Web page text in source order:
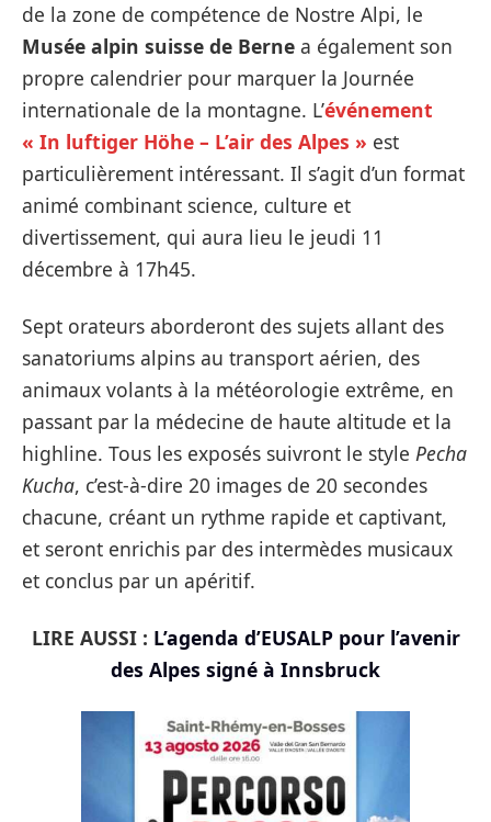
de la zone de compétence de Nostre Alpi, le
Musée alpin suisse de Berne a également son
propre calendrier pour marquer la Journée
internationale de la montagne. L’événement
« In luftiger Höhe – L’air des Alpes » est
particulièrement intéressant. Il s’agit d’un format
animé combinant science, culture et
divertissement, qui aura lieu le jeudi 11
décembre à 17h45.
Sept orateurs aborderont des sujets allant des
sanatoriums alpins au transport aérien, des
animaux volants à la météorologie extrême, en
passant par la médecine de haute altitude et la
highline. Tous les exposés suivront le style Pecha
Kucha, c’est-à-dire 20 images de 20 secondes
chacune, créant un rythme rapide et captivant,
et seront enrichis par des intermèdes musicaux
et conclus par un apéritif.
LIRE AUSSI : L’agenda d’EUSALP pour l’avenir
des Alpes signé à Innsbruck